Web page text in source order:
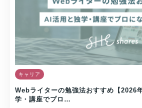
キャリア
Webライターの勉強法おすすめ【2026
学・講座でプロ…